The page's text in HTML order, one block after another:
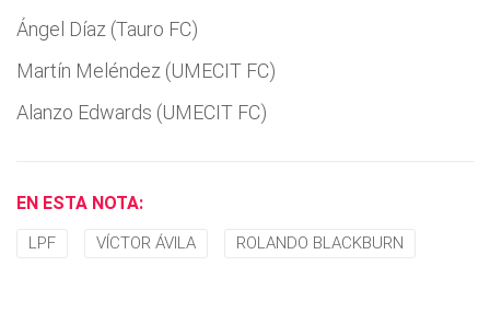
Ángel Díaz (Tauro FC)
Martín Meléndez (UMECIT FC)
Alanzo Edwards (UMECIT FC)
EN ESTA NOTA:
LPF VÍCTOR ÁVILA ROLANDO BLACKBURN